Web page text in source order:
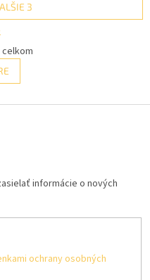
3
informácie o nových
ochrany osobných